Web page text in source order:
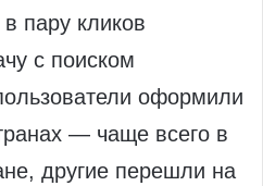
пару кликов
с поиском
оформили
— чаще всего в
другие перешли на